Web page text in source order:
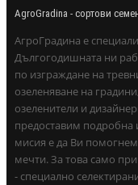
AgroGradina - сортови
АгроГрадина е
Дългогодишната ни
по изграждане на
озеленяване на
озеленители и
предоставим
мисия е да Ви
мечти. За това само
- специално